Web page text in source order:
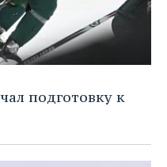
подготовку к